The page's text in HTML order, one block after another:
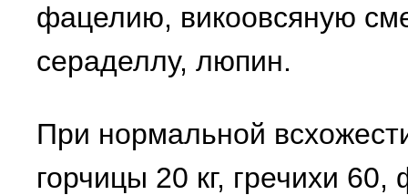
фацелию, викоовсяную
сераделлу, люпин.
При нормальной
горчицы 20 кг, гречихи